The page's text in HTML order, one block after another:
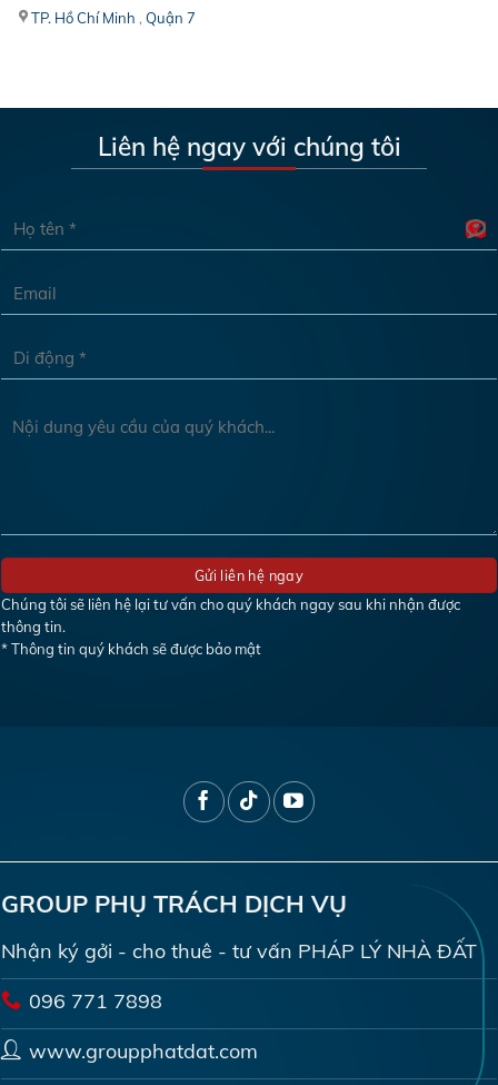
TP. Hồ Chí Minh , Quận 7
Liên hệ ngay với chúng tôi
Chúng tôi sẽ liên hệ lại tư vấn cho quý khách ngay sau khi nhận được
thông tin.
* Thông tin quý khách sẽ được bảo mật
GROUP PHỤ TRÁCH DỊCH VỤ
Nhận ký gởi - cho thuê - tư vấn PHÁP LÝ NHÀ ĐẤT
096 771 7898
www.groupphatdat.com